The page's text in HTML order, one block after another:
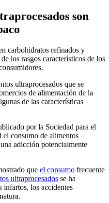
son
carbohidratos refinados y
los rasgos característicos de los
ultraprocesados que se
de alimentación de la
de las características
por la Sociedad para el
consumo de alimentos
adicción potencialmente
que el consumo frecuente
ultraprocesados se ha
infartos, los accidentes